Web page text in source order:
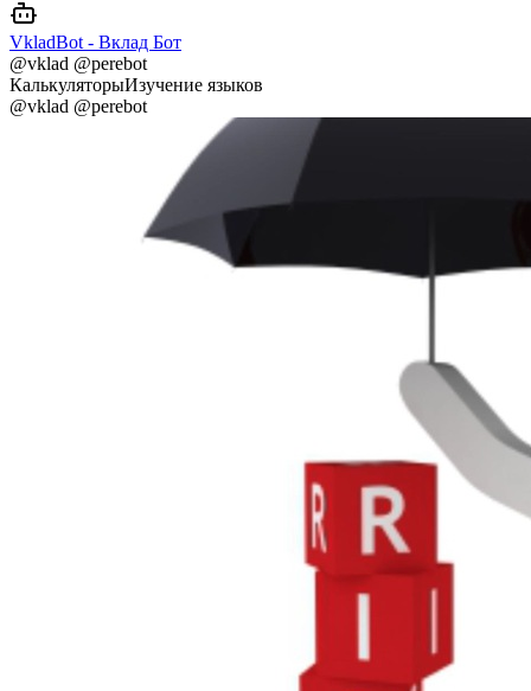
VkladBot - Вклад Бот
@vklad @perebot
КалькуляторыИзучение языков
@vklad @perebot